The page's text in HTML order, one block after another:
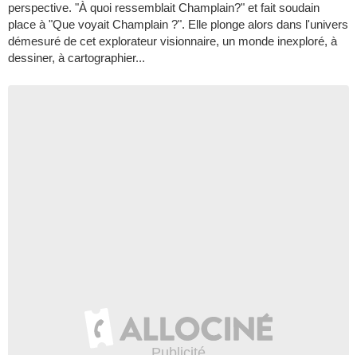
perspective. "À quoi ressemblait Champlain?" et fait soudain
place à "Que voyait Champlain ?". Elle plonge alors dans l'univers
démesuré de cet explorateur visionnaire, un monde inexploré, à
dessiner, à cartographier...